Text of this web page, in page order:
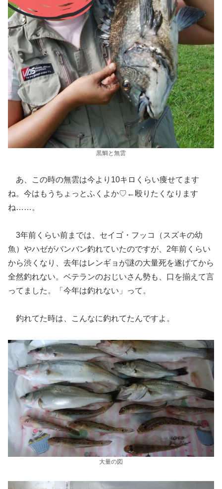
黒鯛と無雲
あ、この時の無雲は今より10キロくらい痩せてます
ね。今はもうちょっとふくよか♡←殴りたくなります
ね……。
3年前くらい前までは、セイゴ・フッコ（スズキの幼
魚）やハゼがバンバン釣れていたのですが、2年前くらい
から渋くなり、去年はレンギョが謎の大量死を遂げてから
全然釣れない。ベテランのおじいさん勢も、口を揃えて言
ってました。「今年は釣れない」って。
釣れてた時は、こんなに釣れてたんですよ。
大量の図